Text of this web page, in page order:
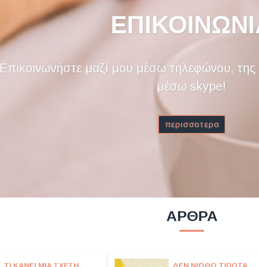
Επικοινωνήστε μαζί μου μέσω τηλεφώνου, της
μέσω skype!
περισσοτερα
ΑΡΘΡΑ